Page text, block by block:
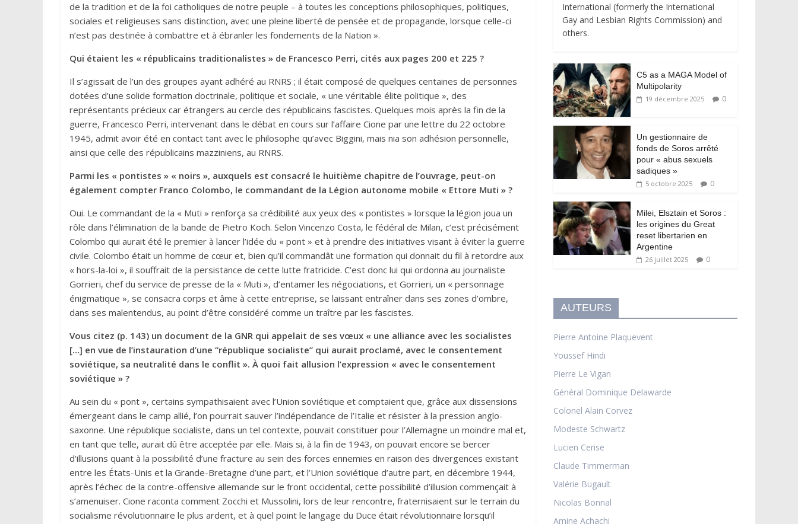
de la tradition et de la foi catholiques de notre peuple – à toutes les conceptions philosophiques, politiques,
sociales et religieuses sans distinction, avec une pleine liberté de pensée et de propagande, lorsque celle-ci
n’est pas destinée à combattre et à ébranler les fondements de la Nation ».
Qui étaient les « républicains traditionalistes » de Francesco Perri, cités aux pages 200 et 225 ?
Il s’agissait de l’un des groupes ayant adhéré au RNRS ; il était composé de quelques centaines de personnes
dotées d’une solide formation doctrinale, politique et sociale, « une véritable élite politique », des
représentants précieux car étrangers au cercle des républicains fascistes. Quelques mois après la fin de la
guerre, Francesco Perri, intervenant dans le débat en cours sur l’affaire Cione par une lettre du 22 octobre
1945, admit avoir été en contact tant avec le philosophe qu’avec Biggini, mais nia son adhésion personnelle,
ainsi que celle des républicains mazziniens, au RNRS.
Parmi les « pontistes » « noirs », auxquels est consacré le huitième chapitre de l’ouvrage, peut-on
également compter Franco Colombo, le commandant de la Légion autonome mobile « Ettore Muti » ?
Oui. Le commandant de la « Muti » renforça sa crédibilité aux yeux des « pontistes » lorsque la légion joua un
rôle dans l’élimination de la bande de Pietro Koch. Selon Vincenzo Costa, le fédéral de Milan, c’est précisément
Colombo qui aurait été le premier à lancer l’idée du « pont » et à prendre des initiatives visant à éviter la guerre
civile. Colombo était un homme de cœur et, bien qu’il commandât une formation qui donnait du fil à retordre aux
« hors-la-loi », il souffrait de la persistance de cette lutte fratricide. C’est donc lui qui ordonna au journaliste
Gorrieri, chef du service de presse de la « Muti », d’entamer les négociations, et Gorrieri, un « personnage
énigmatique », se consacra corps et âme à cette entreprise, se laissant entraîner dans ses zones d’ombre,
dans ses malentendus, au point d’être considéré comme un traître par les fascistes.
Vous citez (p. 143) un document de la GNR qui appelait de ses vœux « une alliance avec les socialistes
[…] en vue de l’instauration d’une “république socialiste” qui aurait proclamé, avec le consentement
soviétique, sa neutralité dans le conflit ». À quoi fait allusion l’expression « avec le consentement
soviétique » ?
Au sein du « pont », certains sympathisaient avec l’Union soviétique et comptaient que, grâce aux dissensions
émergeant dans le camp allié, l’on pourrait sauver l’indépendance de l’Italie et résister à la pression anglo-
saxonne. Une république socialiste, dans un tel contexte, pouvait constituer pour l’Allemagne un moindre mal et,
en tant que telle, aurait dû être acceptée par elle. Mais si, à la fin de 1943, on pouvait encore se bercer
d’illusions quant à la possibilité d’une fracture au sein des forces ennemies en raison des divergences existant
entre les États-Unis et la Grande-Bretagne d’une part, et l’Union soviétique d’autre part, en décembre 1944,
après l’échec de la contre-offensive allemande sur le front occidental, cette possibilité d’illusion commençait à
s’amenuiser. Cione raconta comment Zocchi et Mussolini, lors de leur rencontre, fraternisaient sur le terrain du
socialisme révolutionnaire le plus ardent, et à quel point le langage du Duce était révolutionnaire lorsqu’il
International (formerly the International
Gay and Lesbian Rights Commission) and
others.
C5 as a MAGA Model of
Multipolarity
19 décembre 2025 0
Un gestionnaire de
fonds de Soros arrêté
pour « abus sexuels
sadiques »
5 octobre 2025 0
Milei, Elsztain et Soros :
les origines du Great
reset libertarien en
Argentine
26 juillet 2025 0
AUTEURS
Pierre Antoine Plaquevent
Youssef Hindi
Pierre Le Vigan
Général Dominique Delawarde
Colonel Alain Corvez
Modeste Schwartz
Lucien Cerise
Claude Timmerman
Valérie Bugault
Nicolas Bonnal
Amine Achachi